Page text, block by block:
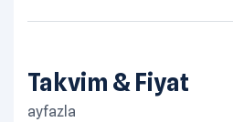
Takvim & Fiyat
ayfazla